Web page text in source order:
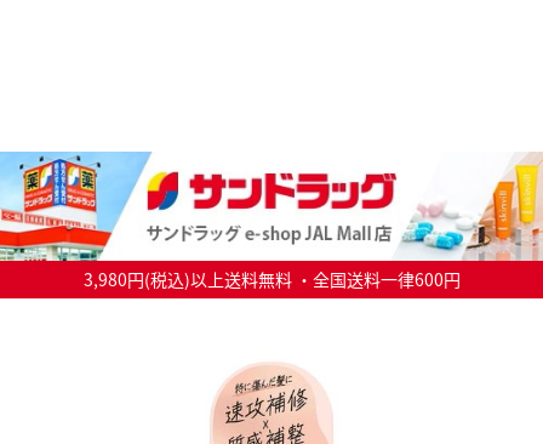
3,980円(税込)以上送料無料 ・全国送料一律600円